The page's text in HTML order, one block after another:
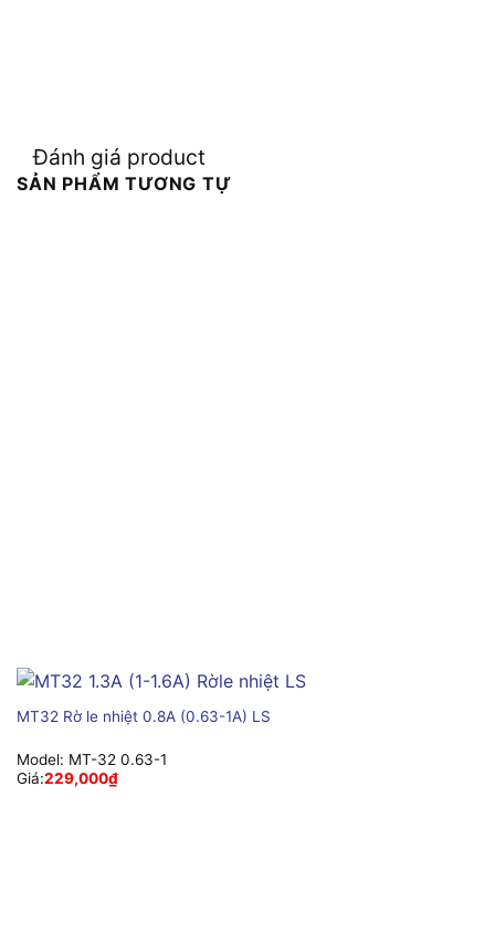
Đánh giá product
SẢN PHẨM TƯƠNG TỰ
MT32 Rờ le nhiệt 0.8A (0.63-1A) LS
Model: MT-32 0.63-1
Giá:229,000₫